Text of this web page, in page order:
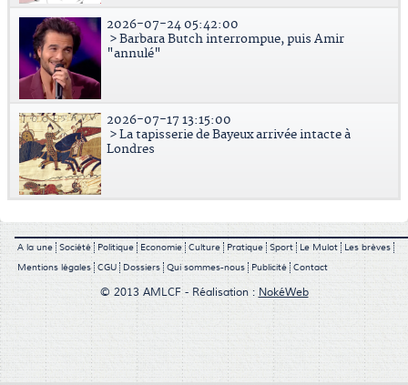
2026-07-24 05:42:00
> Barbara Butch interrompue, puis Amir
"annulé"
2026-07-17 13:15:00
> La tapisserie de Bayeux arrivée intacte à
Londres
A la une Société Politique Economie Culture Pratique Sport Le Mulot
Les brèves
Mentions légales CGU Dossiers Qui sommes-nous Publicité Contact
© 2013 AMLCF - Réalisation : NokéWeb